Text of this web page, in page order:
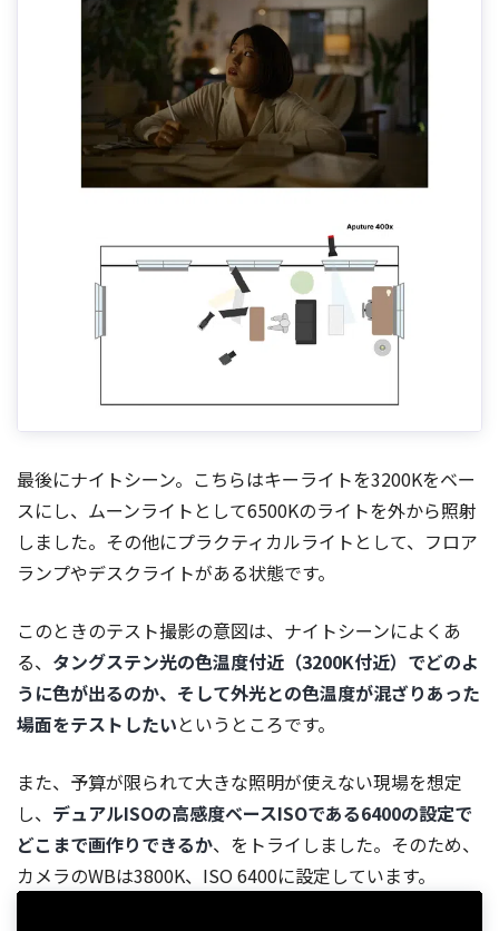
最後にナイトシーン。こちらはキーライトを3200Kをベー
スにし、ムーンライトとして6500Kのライトを外から照射
しました。その他にプラクティカルライトとして、フロア
ランプやデスクライトがある状態です。
このときのテスト撮影の意図は、ナイトシーンによくあ
る、 タングステン光の色温度付近（3200K付近）でどのよ
うに色が出るのか、そして外光との色温度が混ざりあった
場面をテストしたいというところです。
また、予算が限られて大きな照明が使えない現場を想定
し、 デュアルISOの高感度ベースISOである6400の設定で
どこまで画作りできるか、をトライしました。そのため、
カメラのWBは3800K、ISO 6400に設定しています。